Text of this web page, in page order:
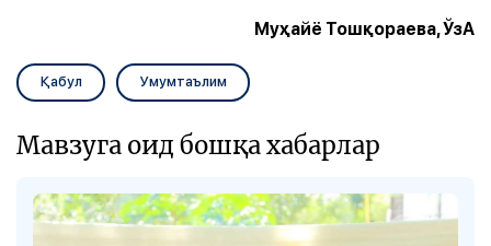
Муҳайё Тошқораева, ЎзА
Қабул Умумтаълим
Мавзуга оид бошқа хабарлар